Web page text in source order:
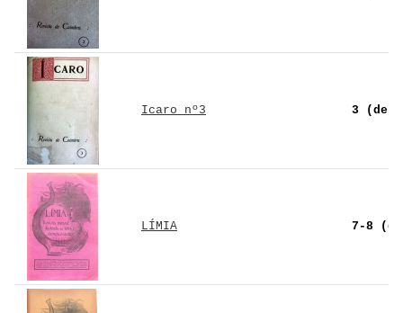
Icaro nº3 3 (de
LÍMIA 7-8